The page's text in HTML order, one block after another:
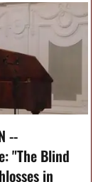
--
"The Blind
in